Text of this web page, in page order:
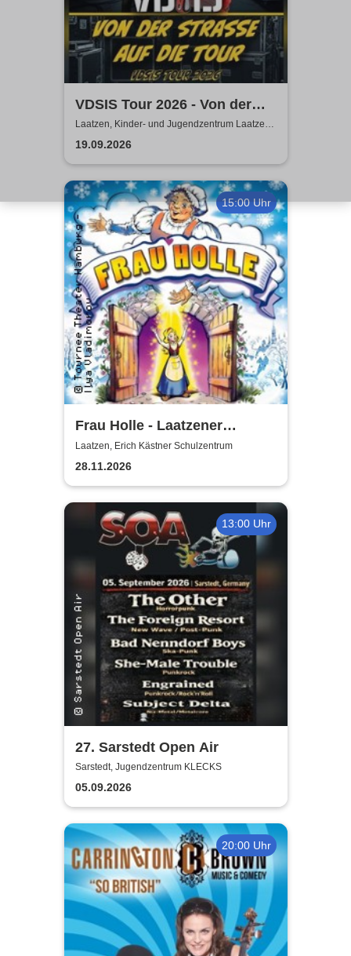
VDSIS Tour 2026 - Von der
Strasse auf die Tour
Laatzen, Kinder- und Jugendzentrum Laatzen
KiJuZ
19.09.2026
15:00 Uhr
Frau Holle - Laatzener
Weihnachtsmärchen 2026
Laatzen, Erich Kästner Schulzentrum
28.11.2026
13:00 Uhr
27. Sarstedt Open Air
Sarstedt, Jugendzentrum KLECKS
05.09.2026
20:00 Uhr